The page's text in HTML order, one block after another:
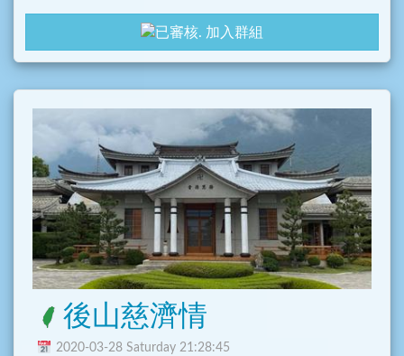
和和氣氣，展現高雄人人情味~
大家可以分享生活大小事，分享好吃情報，賣場揪團
只要高雄點滿滿的就可以一起分享唷
再次歡迎大家
也請大家廣邀身邊朋友加入 TG 哈啦群唷 ~
加入群組
後山慈濟情
2020-03-28 Saturday 21:28:45